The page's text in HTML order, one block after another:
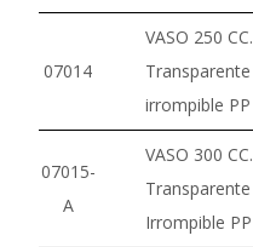
07014
VASO 250 CC.
Transparente
irrompible PP
07015-
A
VASO 300 CC.
Transparente
Irrompible PP